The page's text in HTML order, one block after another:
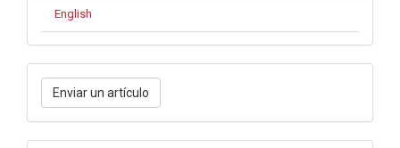
English
Enviar
un
artículo
Enviar un artículo